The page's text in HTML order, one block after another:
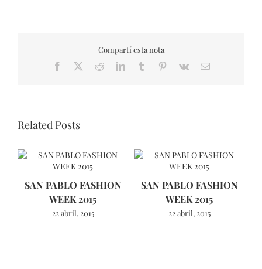
Compartí esta nota
Facebook RedditLinkedInTumblr Pinterest
Vk Email
Related Posts
SAN PABLO FASHION
WEEK 2015
22 abril, 2015
SAN PABLO FASHION
WEEK 2015
22 abril, 2015